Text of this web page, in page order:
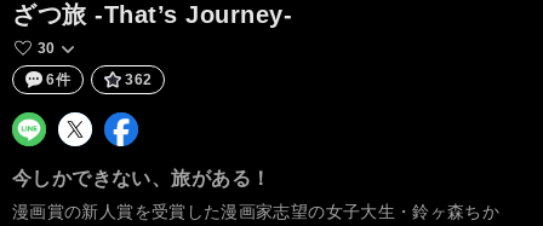
ざつ旅 -That’s Journey-
30
6件
362
今しかできない、旅がある！
漫画賞の新人賞を受賞した漫画家志望の女子大生・鈴ヶ森ちか